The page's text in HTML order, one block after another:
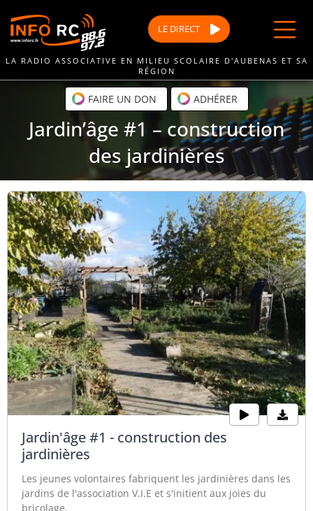
au
contenu
LE DIRECT
LA RADIO ASSOCIATIVE EN MILIEU SCOLAIRE D'AUBENAS ET SA
RÉGION
FAIRE UN DON ADHÉRER
Jardin’âge #1 – construction
des jardinières
Jardin'âge #1 - construction des
jardinières
Les jeunes volontaires fabriquent les jardinières dans les
jardins de l'association V.I.E et s'initient aux joies du
bricolage.